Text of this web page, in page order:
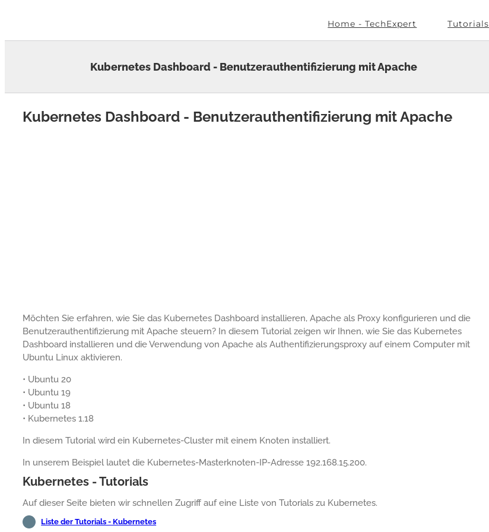
Home - TechExpert Tutorials
Kubernetes Dashboard - Benutzerauthentifizierung mit Apache
Kubernetes Dashboard - Benutzerauthentifizierung mit Apache
Möchten Sie erfahren, wie Sie das Kubernetes Dashboard installieren, Apache als Proxy konfigurieren und die
Benutzerauthentifizierung mit Apache steuern? In diesem Tutorial zeigen wir Ihnen, wie Sie das Kubernetes
Dashboard installieren und die Verwendung von Apache als Authentifizierungsproxy auf einem Computer mit
Ubuntu Linux aktivieren.
• Ubuntu 20
• Ubuntu 19
• Ubuntu 18
• Kubernetes 1.18
In diesem Tutorial wird ein Kubernetes-Cluster mit einem Knoten installiert.
In unserem Beispiel lautet die Kubernetes-Masterknoten-IP-Adresse 192.168.15.200.
Kubernetes - Tutorials
Auf dieser Seite bieten wir schnellen Zugriff auf eine Liste von Tutorials zu Kubernetes.
Liste der Tutorials - Kubernetes